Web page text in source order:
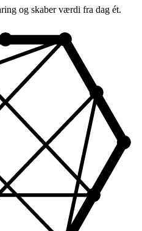
og skaber værdi fra dag ét.